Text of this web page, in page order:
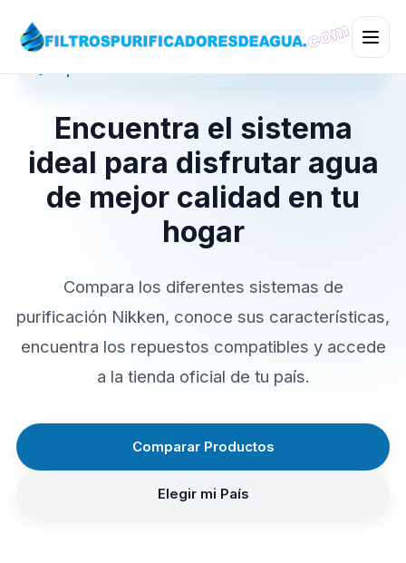
Encuentra el sistema
ideal para disfrutar agua
de mejor calidad en tu
hogar
Compara los diferentes sistemas de
purificación Nikken, conoce sus características,
encuentra los repuestos compatibles y accede
a la tienda oficial de tu país.
Comparar Productos
Elegir mi País